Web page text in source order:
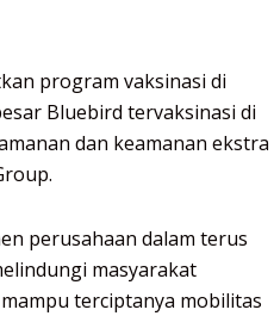
program vaksinasi di
Bluebird tervaksinasi di
dan keamanan ekstra
perusahaan dalam terus
masyarakat
terciptanya mobilitas